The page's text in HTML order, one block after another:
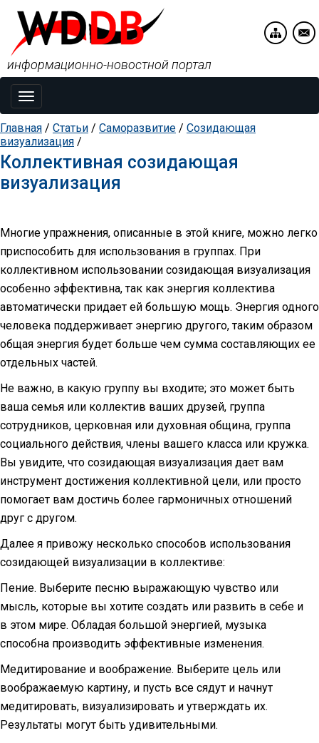
Toggle
navigation
информационно-новостной портал
Главная / Статьи / Саморазвитие / Созидающая
визуализация /
Коллективная созидающая
визуализация
Многие упражнения, описанные в этой книге, можно легко
приспособить для использования в группах. При
коллективном использовании созидающая визуализация
особенно эффективна, так как энергия коллектива
автоматически придает ей большую мощь. Энергия одного
человека поддерживает энергию другого, таким образом
общая энергия будет больше чем сумма составляющих ее
отдельных частей.
Не важно, в какую группу вы входите; это может быть
ваша семья или коллектив ваших друзей, группа
сотрудников, церковная или духовная община, группа
социального действия, члены вашего класса или кружка.
Вы увидите, что созидающая визуализация дает вам
инструмент достижения коллективной цели, или просто
помогает вам достичь более гармоничных отношений
друг с другом.
Далее я привожу несколько способов использования
созидающей визуализации в коллективе:
Пение. Выберите песню выражающую чувство или
мысль, которые вы хотите создать или развить в себе и
в этом мире. Обладая большой энергией, музыка
способна производить эффективные изменения.
Медитирование и воображение. Выберите цель или
воображаемую картину, и пусть все сядут и начнут
медитировать, визуализировать и утверждать их.
Результаты могут быть удивительными.